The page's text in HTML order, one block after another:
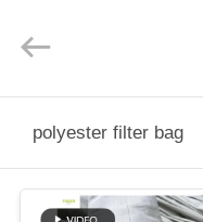
PRODOTTI
Environmental
Technology
Rights
polyester filter bag